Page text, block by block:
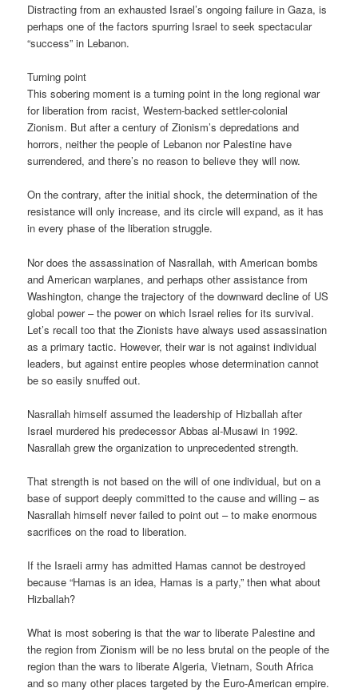
Distracting from an exhausted Israel’s ongoing failure in Gaza, is
perhaps one of the factors spurring Israel to seek spectacular
“success” in Lebanon.
Turning point
This sobering moment is a turning point in the long regional war
for liberation from racist, Western-backed settler-colonial
Zionism. But after a century of Zionism’s depredations and
horrors, neither the people of Lebanon nor Palestine have
surrendered, and there’s no reason to believe they will now.
On the contrary, after the initial shock, the determination of the
resistance will only increase, and its circle will expand, as it has
in every phase of the liberation struggle.
Nor does the assassination of Nasrallah, with American bombs
and American warplanes, and perhaps other assistance from
Washington, change the trajectory of the downward decline of US
global power – the power on which Israel relies for its survival.
Let’s recall too that the Zionists have always used assassination
as a primary tactic. However, their war is not against individual
leaders, but against entire peoples whose determination cannot
be so easily snuffed out.
Nasrallah himself assumed the leadership of Hizballah after
Israel murdered his predecessor Abbas al-Musawi in 1992.
Nasrallah grew the organization to unprecedented strength.
That strength is not based on the will of one individual, but on a
base of support deeply committed to the cause and willing – as
Nasrallah himself never failed to point out – to make enormous
sacrifices on the road to liberation.
If the Israeli army has admitted Hamas cannot be destroyed
because “Hamas is an idea, Hamas is a party,” then what about
Hizballah?
What is most sobering is that the war to liberate Palestine and
the region from Zionism will be no less brutal on the people of the
region than the wars to liberate Algeria, Vietnam, South Africa
and so many other places targeted by the Euro-American empire.